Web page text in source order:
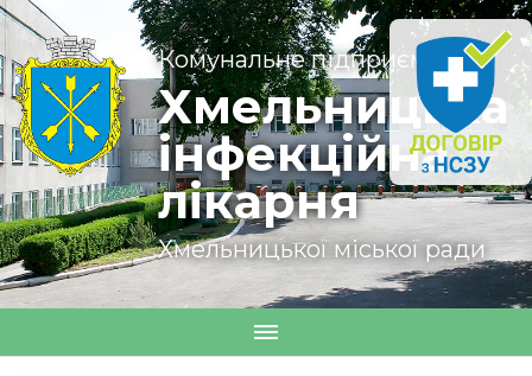
Комунальне підприємство
Хмельницька
інфекційна
лікарня
Хмельницької міської ради